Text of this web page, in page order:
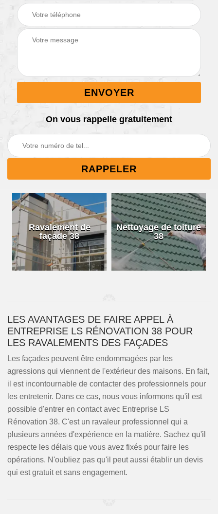
On vous rappelle gratuitement
Ravalement de
façade 38
Nettoyage de toiture
38
LES AVANTAGES DE FAIRE APPEL À
ENTREPRISE LS RÉNOVATION 38 POUR
LES RAVALEMENTS DES FAÇADES
Les façades peuvent être endommagées par les
agressions qui viennent de l'extérieur des maisons. En fait,
il est incontournable de contacter des professionnels pour
les entretenir. Dans ce cas, nous vous informons qu'il est
possible d'entrer en contact avec Entreprise LS
Rénovation 38. C'est un ravaleur professionnel qui a
plusieurs années d'expérience en la matière. Sachez qu'il
respecte les délais que vous avez fixés pour faire les
opérations. N'oubliez pas qu'il peut aussi établir un devis
qui est gratuit et sans engagement.